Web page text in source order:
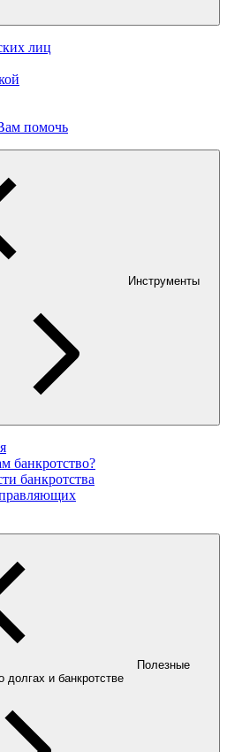
лиц
помочь
Инструменты
банкротство?
банкротства
Полезные
долгах и банкротстве